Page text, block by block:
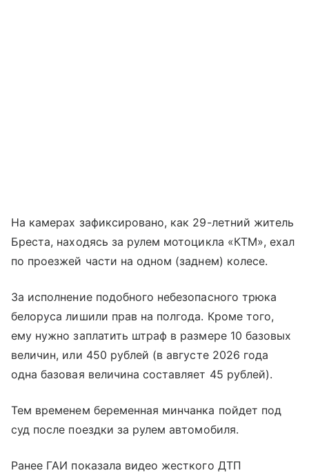
На камерах зафиксировано, как 29-летний житель
Бреста, находясь за рулем мотоцикла «КТМ», ехал
по проезжей части на одном (заднем) колесе.
За исполнение подобного небезопасного трюка
белоруса лишили прав на полгода. Кроме того,
ему нужно заплатить штраф в размере 10 базовых
величин, или 450 рублей (в августе 2026 года
одна базовая величина составляет 45 рублей).
Тем временем беременная минчанка пойдет под
суд после поездки за рулем автомобиля.
Ранее ГАИ показала видео жесткого ДТП